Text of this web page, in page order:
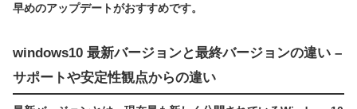
早めのアップデートがおすすめです。
windows10 最新バージョンと最終バージョンの違い –
サポートや安定性観点からの違い